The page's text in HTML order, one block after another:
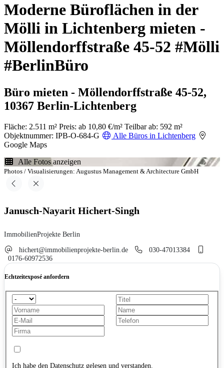
Moderne Büroflächen in der
Mölli in Lichtenberg mieten -
Möllendorffstraße 45-52 #Mölli
#BerlinBüro
Büro mieten - Möllendorffstraße 45-52,
10367 Berlin-Lichtenberg
Fläche: 2.511 m² Preis: ab 10,80 €/m² Teilbar ab: 592 m²
Objektnummer: IPB-O-684-G
Alle Büros in Lichtenberg
Google Maps
Alle Fotos anzeigen
Photos / Visualisierungen: Augustus Management & Architecture GmbH
Janusch-Nayarit Hichert-Singh
ImmobilienProjekte Berlin
hichert@immobilienprojekte-berlin.de
030-47013384
0176-60972536
Echtzeitexposé anfordern
Ich habe den Datenschutz gelesen und verstanden.